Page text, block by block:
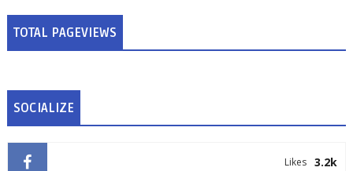
TOTAL PAGEVIEWS
SOCIALIZE
3.2k
Likes